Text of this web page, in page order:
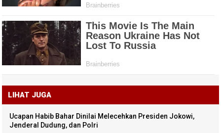
LIHAT JUGA
Ucapan Habib Bahar Dinilai Melecehkan Presiden Jokowi,
Jenderal Dudung, dan Polri